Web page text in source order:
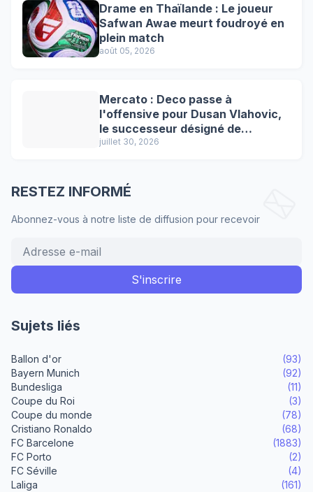
Drame en Thaïlande : Le joueur
Safwan Awae meurt foudroyé en
plein match
août 05, 2026
Mercato : Deco passe à
l'offensive pour Dusan Vlahovic,
le successeur désigné de
Lewandowski !
juillet 30, 2026
RESTEZ INFORMÉ
Abonnez-vous à notre liste de diffusion pour recevoir
Sujets liés
Ballon d'or
(93)
Bayern Munich
(92)
Bundesliga
(11)
Coupe du Roi
(3)
Coupe du monde
(78)
Cristiano Ronaldo
(68)
FC Barcelone
(1883)
FC Porto
(2)
FC Séville
(4)
Laliga
(161)